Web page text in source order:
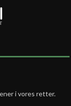
i vores retter.